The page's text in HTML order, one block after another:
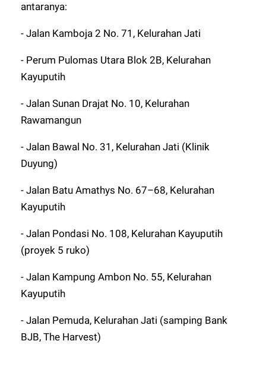
antaranya:
- Jalan Kamboja 2 No. 71, Kelurahan Jati
- Perum Pulomas Utara Blok 2B, Kelurahan
Kayuputih
- Jalan Sunan Drajat No. 10, Kelurahan
Rawamangun
- Jalan Bawal No. 31, Kelurahan Jati (Klinik
Duyung)
- Jalan Batu Amathys No. 67–68, Kelurahan
Kayuputih
- Jalan Pondasi No. 108, Kelurahan Kayuputih
(proyek 5 ruko)
- Jalan Kampung Ambon No. 55, Kelurahan
Kayuputih
- Jalan Pemuda, Kelurahan Jati (samping Bank
BJB, The Harvest)